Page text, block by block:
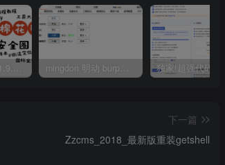
下一篇
Zzcms_2018_最新版重装getshell